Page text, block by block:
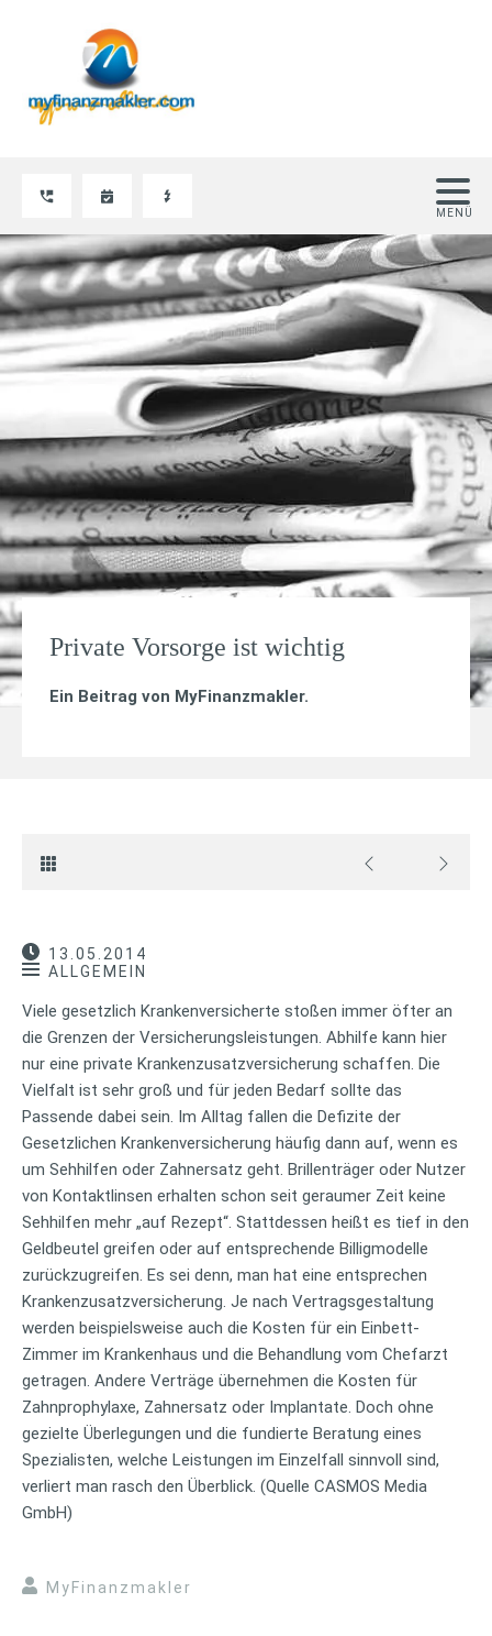
Private Vorsorge ist wichtig
Ein Beitrag von MyFinanzmakler.
13.05.2014
ALLGEMEIN
Viele gesetzlich Krankenversicherte stoßen immer öfter an
die Grenzen der Versicherungsleistungen. Abhilfe kann hier
nur eine private Krankenzusatzversicherung schaffen. Die
Vielfalt ist sehr groß und für jeden Bedarf sollte das
Passende dabei sein. Im Alltag fallen die Defizite der
Gesetzlichen Krankenversicherung häufig dann auf, wenn es
um Sehhilfen oder Zahnersatz geht. Brillenträger oder Nutzer
von Kontaktlinsen erhalten schon seit geraumer Zeit keine
Sehhilfen mehr „auf Rezept“. Stattdessen heißt es tief in den
Geldbeutel greifen oder auf entsprechende Billigmodelle
zurückzugreifen. Es sei denn, man hat eine entsprechen
Krankenzusatzversicherung. Je nach Vertragsgestaltung
werden beispielsweise auch die Kosten für ein Einbett-
Zimmer im Krankenhaus und die Behandlung vom Chefarzt
getragen. Andere Verträge übernehmen die Kosten für
Zahnprophylaxe, Zahnersatz oder Implantate. Doch ohne
gezielte Überlegungen und die fundierte Beratung eines
Spezialisten, welche Leistungen im Einzelfall sinnvoll sind,
verliert man rasch den Überblick. (Quelle CASMOS Media
GmbH)
MyFinanzmakler